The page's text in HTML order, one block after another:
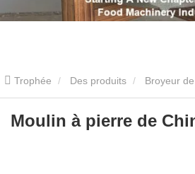
Trophée Des produits Broyeur
Machine électrique de moulin à farine en
Moulin à pierre de